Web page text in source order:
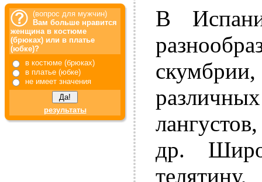
(вопрос для мужчин)
Вам больше нравится
женщина в костюме
(брюках) или в платье
(юбке)?
в костюме (брюках)
в платье (юбке)
не имеет значения
результаты
В
др.